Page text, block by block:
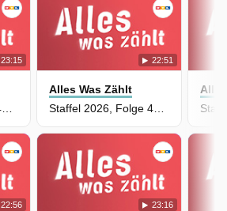
23:15
Staffel 2026, Folge 4951 - Verletzende Wahrheit
22:51
Alles Was Zählt
Staffel 2026, Folge 4950 - Mikas Maske fällt
22:56 23:16